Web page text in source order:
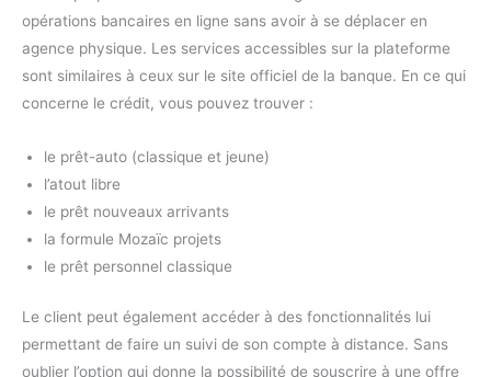
opérations bancaires en ligne sans avoir à se déplacer en
agence physique. Les services accessibles sur la plateforme
sont similaires à ceux sur le site officiel de la banque. En ce qui
concerne le crédit, vous pouvez trouver :
le prêt-auto (classique et jeune)
l’atout libre
le prêt nouveaux arrivants
la formule Mozaïc projets
le prêt personnel classique
Le client peut également accéder à des fonctionnalités lui
permettant de faire un suivi de son compte à distance. Sans
oublier l’option qui donne la possibilité de souscrire à une offre